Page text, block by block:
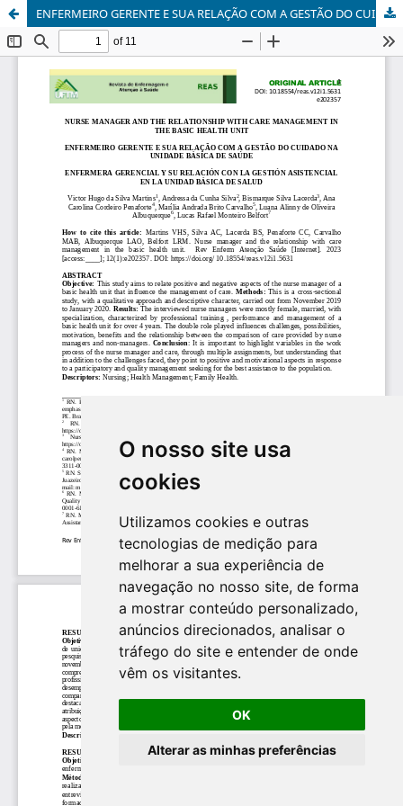
O nosso site usa
cookies
Utilizamos cookies e outras
tecnologias de medição para
melhorar a sua experiência de
navegação no nosso site, de forma
a mostrar conteúdo personalizado,
anúncios direcionados, analisar o
tráfego do site e entender de onde
vêm os visitantes.
OK
Alterar as minhas preferências
ENFERMEIRO GERENTE E SUA RELAÇÃO COM A GESTÃO DO CUIDADO NA UNIDADE BÁSICA DE SAÚDE